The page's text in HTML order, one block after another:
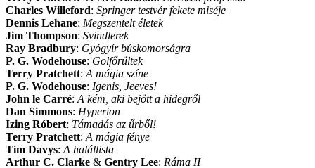
Charles Willeford: Springer testvér fekete miséje
Dennis Lehane: Megszentelt életek
Jim Thompson: Svindlerek
Ray Bradbury: Gyógyír búskomorságra
P. G. Wodehouse: Golfőrültek
Terry Pratchett: A mágia színe
P. G. Wodehouse: Igenis, Jeeves!
John le Carré: A kém, aki bejött a hidegről
Dan Simmons: Hyperion
Izing Róbert: Támadás az űrből!
Terry Pratchett: A mágia fénye
Tim Davys: A halállista
Arthur C. Clarke & Gentry Lee: Ráma II